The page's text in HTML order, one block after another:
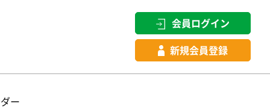
会員ログイン
新規会員登録
ー